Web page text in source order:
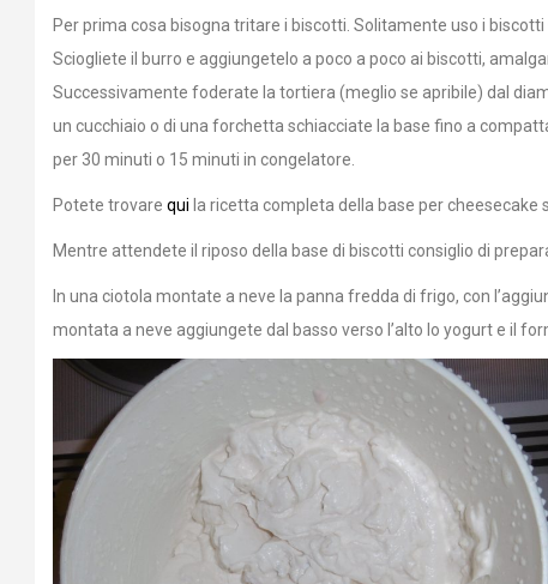
Per prima cosa bisogna tritare i biscotti. Solitamente uso i
Sciogliete il burro e aggiungetelo a poco a poco ai biscotti,
Successivamente foderate la tortiera (meglio se apribile) dal
un cucchiaio o di una forchetta schiacciate la base fino a
per 30 minuti o 15 minuti in congelatore.
Potete trovarequi la ricetta completa della base per cheesecake
Mentre attendete il riposo della base di biscotti consiglio di
In una ciotola montate a neve la panna fredda di frigo, con
montata a neve aggiungete dal basso verso l’alto lo yogurt e il